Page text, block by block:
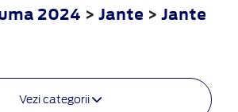
2024 > Jante > Jante
Vezi categorii